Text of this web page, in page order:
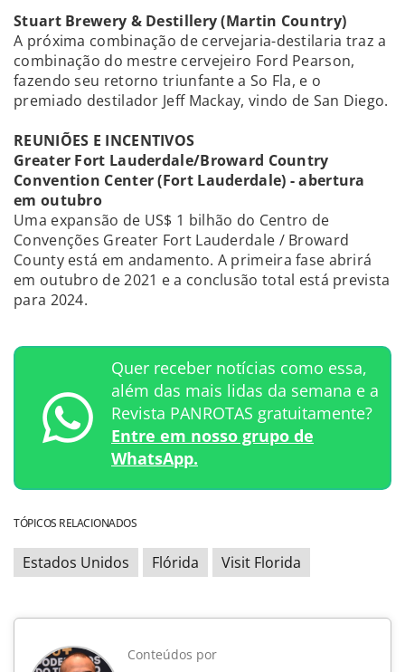
Stuart Brewery & Destillery (Martin Country)
A próxima combinação de cervejaria-destilaria traz a
combinação do mestre cervejeiro Ford Pearson,
fazendo seu retorno triunfante a So Fla, e o
premiado destilador Jeff Mackay, vindo de San Diego.
REUNIÕES E INCENTIVOS
Greater Fort Lauderdale/Broward Country
Convention Center (Fort Lauderdale) - abertura
em outubro
Uma expansão de US$ 1 bilhão do Centro de
Convenções Greater Fort Lauderdale / Broward
County está em andamento. A primeira fase abrirá
em outubro de 2021 e a conclusão total está prevista
para 2024.
Quer receber notícias como essa,
além das mais lidas da semana e a
Revista PANROTAS gratuitamente?
Entre em nosso grupo de
WhatsApp.
TÓPICOS RELACIONADOS
Estados Unidos Flórida Visit Florida
Conteúdos por